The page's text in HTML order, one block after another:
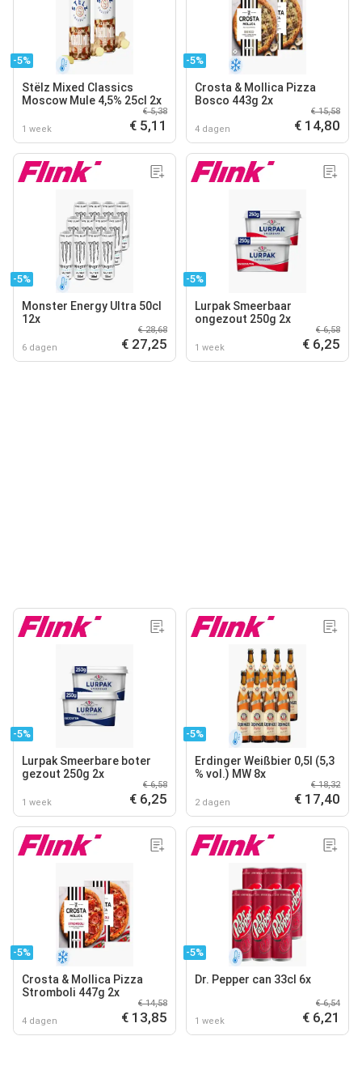
-5%
Stëlz Mixed Classics
Moscow Mule 4,5% 25cl 2x
1 week
€ 5,38
€ 5,11
-5%
Crosta & Mollica Pizza
Bosco 443g 2x
4 dagen
€ 15,58
€ 14,80
-5%
Monster Energy Ultra 50cl
12x
6 dagen
€ 28,68
€ 27,25
-5%
Lurpak Smeerbaar
ongezout 250g 2x
1 week
€ 6,58
€ 6,25
-5%
Lurpak Smeerbare boter
gezout 250g 2x
1 week
€ 6,58
€ 6,25
-5%
Erdinger Weißbier 0,5l (5,3
% vol.) MW 8x
2 dagen
€ 18,32
€ 17,40
-5%
Crosta & Mollica Pizza
Stromboli 447g 2x
4 dagen
€ 14,58
€ 13,85
-5%
Dr. Pepper can 33cl 6x
1 week
€ 6,54
€ 6,21